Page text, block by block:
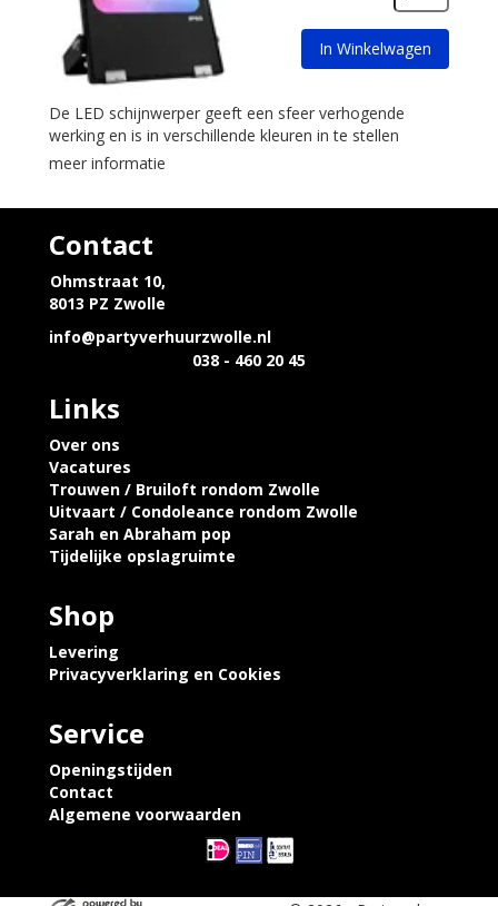
In Winkelwagen
De LED schijnwerper geeft een sfeer verhogende
werking en is in verschillende kleuren in te stellen
meer informatie
Contact
Ohmstraat 10,
8013 PZ Zwolle
info@partyverhuurzwolle.nl
038 - 460 20 45
Links
Over ons
Vacatures
Trouwen / Bruiloft rondom Zwolle
Uitvaart / Condoleance rondom Zwolle
Sarah en Abraham pop
Tijdelijke opslagruimte
Shop
Levering
Privacyverklaring en Cookies
Service
Openingstijden
Contact
Algemene voorwaarden